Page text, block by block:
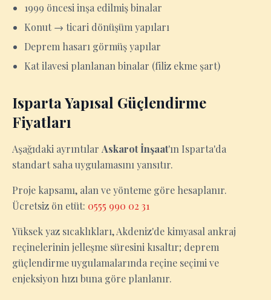
1999 öncesi inşa edilmiş binalar
Konut → ticari dönüşüm yapıları
Deprem hasarı görmüş yapılar
Kat ilavesi planlanan binalar (filiz ekme şart)
Isparta Yapısal Güçlendirme
Fiyatları
Aşağıdaki ayrıntılar Askarot İnşaat'ın Isparta'da
standart saha uygulamasını yansıtır.
Proje kapsamı, alan ve yönteme göre hesaplanır.
Ücretsiz ön etüt: 0555 990 02 31
Yüksek yaz sıcaklıkları, Akdeniz'de kimyasal ankraj
reçinelerinin jelleşme süresini kısaltır; deprem
güçlendirme uygulamalarında reçine seçimi ve
enjeksiyon hızı buna göre planlanır.